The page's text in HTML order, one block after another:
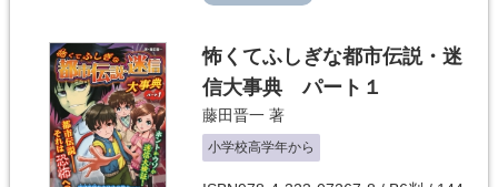
怖くてふしぎな都市伝説・迷
信大事典 パート１
藤田晋一 著
小学校高学年から